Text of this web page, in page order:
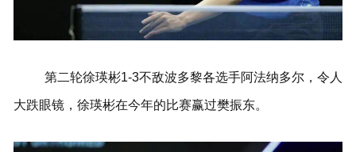
第二轮徐瑛彬1-3不敌波多黎各选手阿法纳多尔，令人
大跌眼镜，徐瑛彬在今年的比赛赢过樊振东。